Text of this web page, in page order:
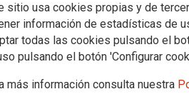
sitio usa cookies propias y de
información de estadísticas de
todas las cookies pulsando el
pulsando el botón 'Configurar
más información consulta nuestra